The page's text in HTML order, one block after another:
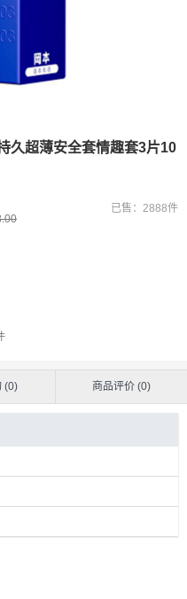
久超薄安全套情趣套3片10
已售：2888件
(0) 商品评价 (0)